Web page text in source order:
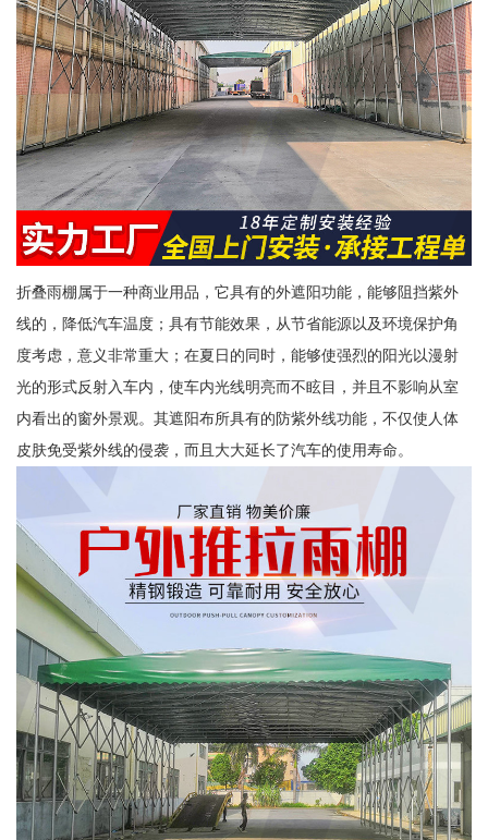
折叠雨棚属于一种商业用品，它具有的外遮阳功能，能够阻挡紫外
线的，降低汽车温度；具有节能效果，从节省能源以及环境保护角
度考虑，意义非常重大；在夏日的同时，能够使强烈的阳光以漫射
光的形式反射入车内，使车内光线明亮而不眩目，并且不影响从室
内看出的窗外景观。其遮阳布所具有的防紫外线功能，不仅使人体
皮肤免受紫外线的侵袭，而且大大延长了汽车的使用寿命。